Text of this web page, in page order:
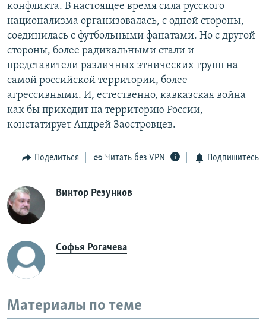
конфликта. В настоящее время сила русского
национализма организовалась, с одной стороны,
соединилась с футбольными фанатами. Но с другой
стороны, более радикальными стали и
представители различных этнических групп на
самой российской территории, более
агрессивными. И, естественно, кавказская война
как бы приходит на территорию России, –
констатирует Андрей Заостровцев.
Поделиться Читать без VPN Подпишитесь
Виктор Резунков
Софья Рогачева
Материалы по теме